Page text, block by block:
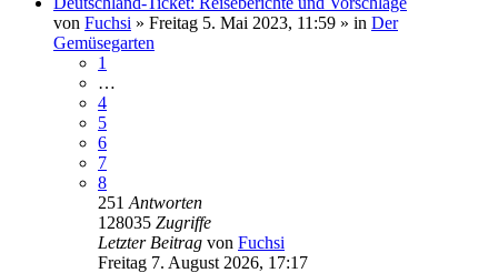
von Fuchsi » Freitag 5. Mai 2023, 11:59 » in Der
Gemüsegarten
1
…
4
5
6
7
8
251 Antworten
128035 Zugriffe
Letzter Beitrag von Fuchsi
Freitag 7. August 2026, 17:17